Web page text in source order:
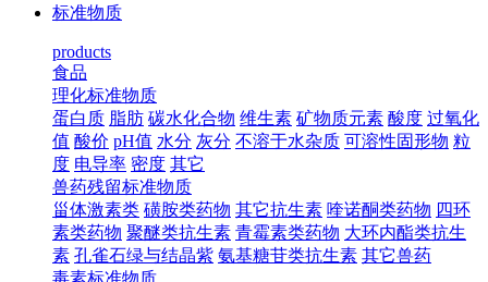
标准物质
products
食品
理化标准物质
蛋白质 脂肪 碳水化合物 维生素 矿物质元素 酸度 过氧化
值 酸价 pH值 水分 灰分 不溶于水杂质 可溶性固形物 粒
度 电导率 密度 其它
兽药残留标准物质
甾体激素类 磺胺类药物 其它抗生素 喹诺酮类药物 四环
素类药物 聚醚类抗生素 青霉素类药物 大环内酯类抗生
素 孔雀石绿与结晶紫 氨基糖苷类抗生素 其它兽药
毒素标准物质